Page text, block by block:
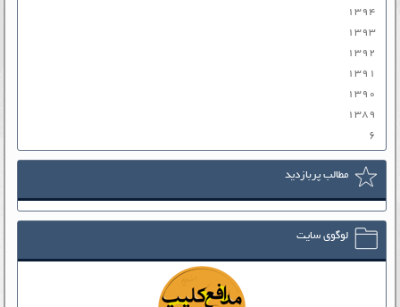
۱۳۹۴
۱۳۹۳
۱۳۹۲
۱۳۹۱
۱۳۹۰
۱۳۸۹
۶
مطالب پربازدید
لوگوی سایت